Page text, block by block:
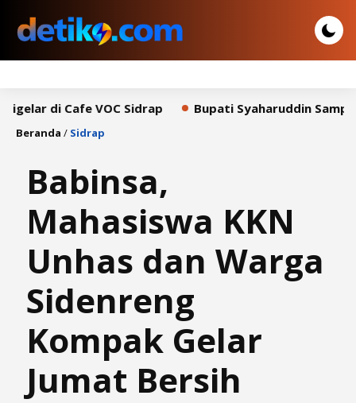
Cafe VOC Sidrap Bupati Syaharuddin Sampaikan
Beranda / Sidrap
Babinsa,
Mahasiswa KKN
Unhas dan Warga
Sidenreng
Kompak Gelar
Jumat Bersih